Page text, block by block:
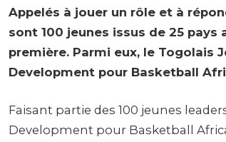
Appelés à jouer un rôle et à
sont 100 jeunes issus de 25
première. Parmi eux, le Togolais
Development pour Basketball
Faisant partie des 100 jeunes
Development pour Basketball